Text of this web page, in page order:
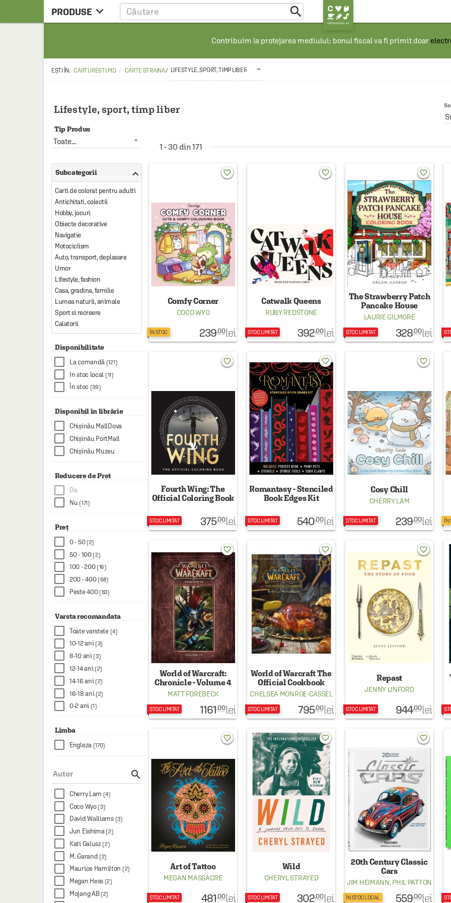
PRODUSE 
CARTE RUSA
MANGA
MUZICA
FILM
PAPETARIE
CEAI & ACCESORII
HAINE SI ACCESORII
BOARD GAMES
JOCURI SI JUCARII
PLAYGROUND
COSMETICE
DISNEY
CURSURI LIMBI STRAINE
PROMOȚII ȘI SELECȚII

Contribuim la protejarea mediului: bonul fiscal va fi primit doar
CARTURESTI.MD CARTE STRAINA/ LIFESTYLE, SPORT, TIMP LIBER
Lifestyle, sport, timp liber
Tip Produs
Toate...
Subcategorii 
Carti de colorat pentru adulti
Antichitati, colectii
Hobby, jocuri
Obiecte decorative
Navigatie
Motociclism
Auto, transport, deplasare
Umor
Lifestyle, fashion
Casa, gradina, familie
Lumea naturii, animale
Sport si recreere
Calatorii
Disponibilitate
La comandă (121)
In stoc local (11)
În stoc (39)
Disponibil în librărie
Chișinău MallDova
Chișinău PortMall
Chișinău Muzeu
Reducere de Pret
Da
Nu (171)
Preț
0 - 50 (2)
50 - 100 (2)
100 - 200 (16)
200 - 400 (68)
Peste 400 (83)
Varsta recomandata
Toate varstele (4)
10-12 ani (3)
8-10 ani (3)
12-14 ani (2)
14-16 ani (2)
16-18 ani (2)
0-2 ani (1)
Limba
Engleza (170)
Autor 
Cherry Lam (4)
Coco Wyo (3)
David Walliams (3)
Jun Eishima (2)
Kati Galusz (2)
M. Garand (2)
Maurice Hamilton (2)
Megan Hess (2)
Mojang AB (2)
1 - 30 din 171
Comfy Corner
COCO WYO
ÎN STOC 239.00 lei
favorite_border
Catwalk Queens
RUBY REDSTONE
STOC LIMITAT 392.00 lei
favorite_border
The Strawberry Patch
Pancake House
LAURIE GILMORE
STOC LIMITAT 328.00 lei
favorite_border
Fourth Wing: The
Official Coloring Book
STOC LIMITAT 375.00 lei
favorite_border
Romantasy - Stenciled
Book Edges Kit
STOC LIMITAT 540.00 lei
favorite_border
Cosy Chill
CHERRY LAM
STOC LIMITAT 239.00 lei
favorite_border
ÎN
World of Warcraft:
Chronicle - Volume 4
MATT FOREBECK
STOC LIMITAT 1161.00 lei
favorite_border
World of Warcraft The
Official Cookbook
CHELSEA MONROE-CASSEL
STOC LIMITAT 795.00 lei
favorite_border
Repast
JENNY LINFORD
STOC LIMITAT 944.00 lei
favorite_border
Art of Tattoo
MEGAN MASSACRE
STOC LIMITAT 481.00 lei
favorite_border
Wild
CHERYL STRAYED
STOC LIMITAT 302.00 lei
favorite_border
20th Century Classic
Cars
JIM HEIMANN,PHIL PATTON
ÎN STOC LOCAL 559.00 lei
favorite_border